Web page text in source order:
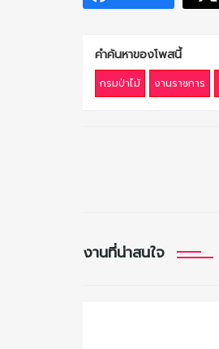
คำค้นหาของโพสนี้
กรมป่าไม้ งานราชการ
งานที่น่าสนใจ